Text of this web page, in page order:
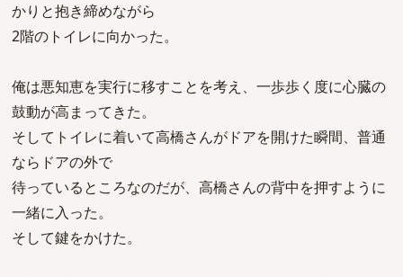
かりと抱き締めながら
2階のトイレに向かった。
俺は悪知恵を実行に移すことを考え、一歩歩く度に心臓の
鼓動が高まってきた。
そしてトイレに着いて高橋さんがドアを開けた瞬間、普通
ならドアの外で
待っているところなのだが、高橋さんの背中を押すように
一緒に入った。
そして鍵をかけた。